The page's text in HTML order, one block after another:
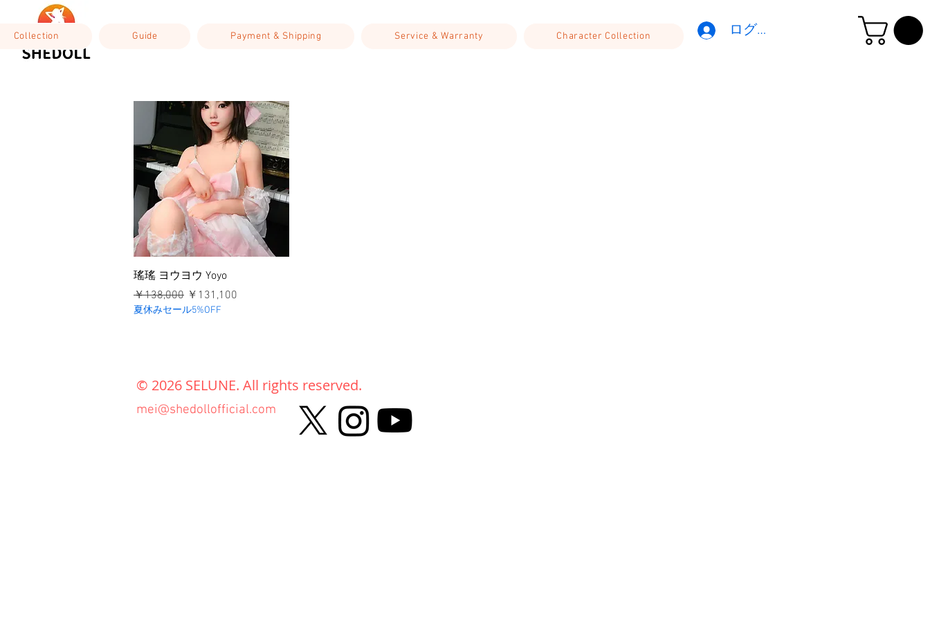
Collection Guide Payment & Shipping Service & Warranty Character Collection ログイン
クイックビュー
瑤瑤 ヨウヨウ Yoyo
通常価格
￥138,000 セール価格
￥131,100
夏休みセール5%OFF
© 2026 SELUNE. All rights reserved.
mei@shedollofficial.com